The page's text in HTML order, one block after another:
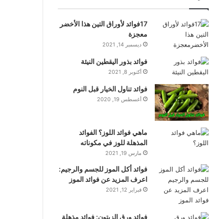
17فوائد لأوراق التين هذا الأخضر
معجزة
ديسمبر 14, 2021
فوائد بذور اليقطين النيئة
أكتوبر 8, 2021
فوائد تناول الخيار قبل النوم
أغسطس 19, 2020
ماهي فوائد اللوز؟ الفوائد
المذهلة للوز في مكوناته
مارس 19, 2021
فوائد أكل الموز للجسم والرجيم:
اعرف المزيد عن فوائد الموز
فبراير 12, 2021
فوائد ورق الزيتون: فوائد مذهلة